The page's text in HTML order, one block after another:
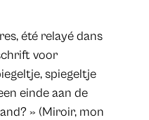
été relayé dans
voor
spiegeltje
einde aan de
» (Miroir, mon